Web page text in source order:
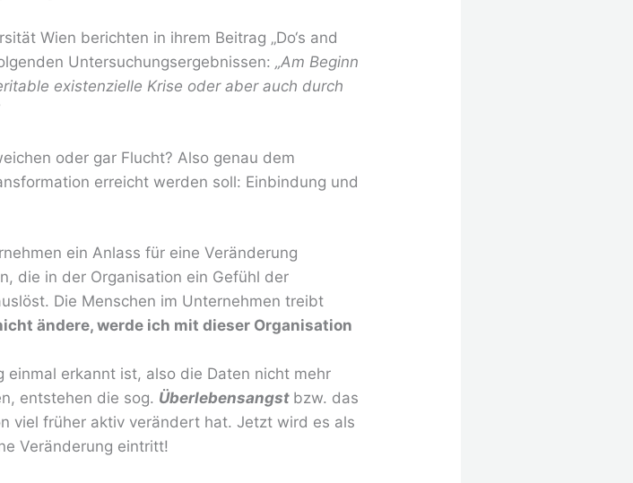
Wien berichten in ihrem Beitrag „Do‘s and
Untersuchungsergebnissen:„Am Beginn
existenzielle Krise oder aber auch durch
oder gar Flucht? Also genau dem
erreicht werden soll: Einbindung und
ein Anlass für eine Veränderung
die in der Organisation ein Gefühl der
Die Menschen im Unternehmen treibt
ändere, werde ich mit dieser Organisation
erkannt ist, also die Daten nicht mehr
entstehen die sog. Überlebensangst bzw. das
viel früher aktiv verändert hat. Jetzt wird es als
Veränderung eintritt!